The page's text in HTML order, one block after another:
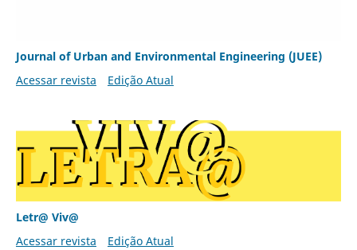
Journal of Urban and Environmental Engineering (JUEE)
Acessar revista
Edição Atual
Letr@ Viv@
Acessar revista
Edição Atual